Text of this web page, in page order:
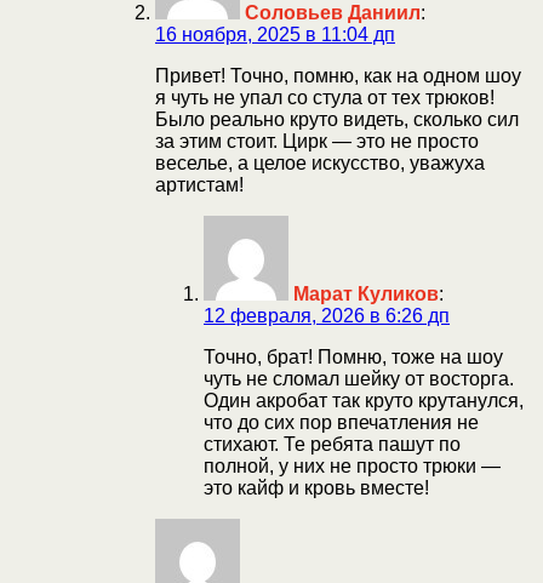
Соловьев Даниил:
16 ноября, 2025 в 11:04 дп
Привет! Точно, помню, как на одном шоу
я чуть не упал со стула от тех трюков!
Было реально круто видеть, сколько сил
за этим стоит. Цирк — это не просто
веселье, а целое искусство, уважуха
артистам!
Марат Куликов:
12 февраля, 2026 в 6:26 дп
Точно, брат! Помню, тоже на шоу
чуть не сломал шейку от восторга.
Один акробат так круто крутанулся,
что до сих пор впечатления не
стихают. Те ребята пашут по
полной, у них не просто трюки —
это кайф и кровь вместе!